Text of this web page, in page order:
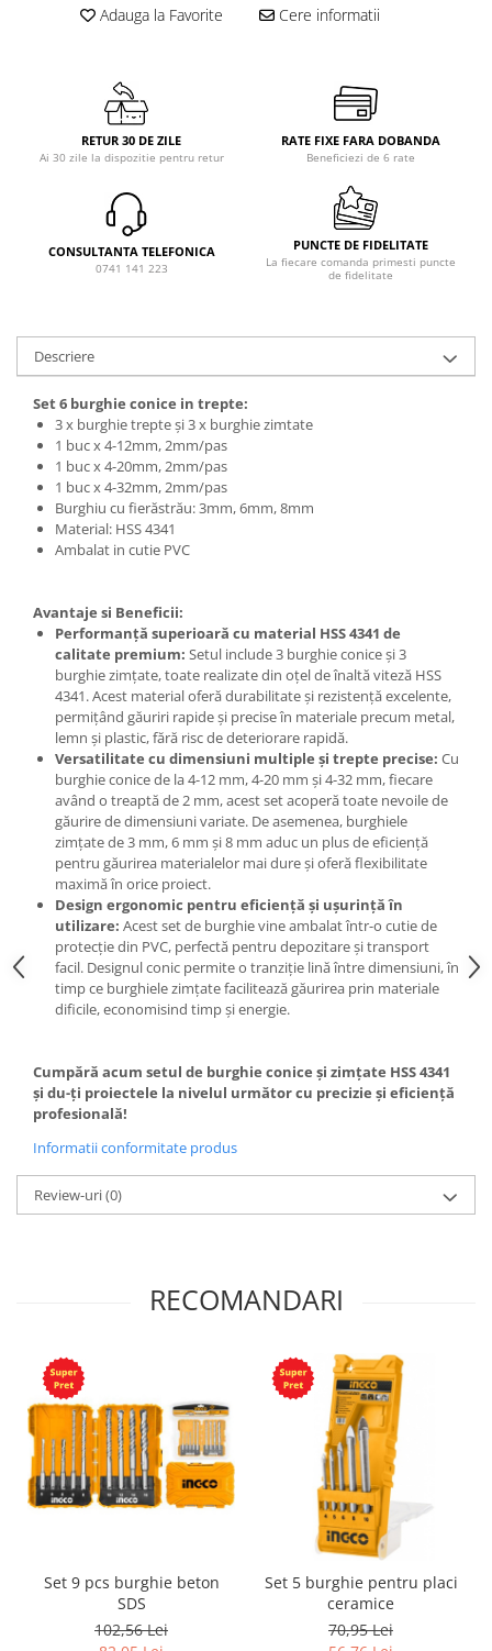
Adauga la Favorite Cere informatii
RETUR 30 DE ZILE
Ai 30 zile la dispozitie pentru retur
RATE FIXE FARA DOBANDA
Beneficiezi de 6 rate
CONSULTANTA TELEFONICA
0741 141 223
PUNCTE DE FIDELITATE
La fiecare comanda primesti puncte
de fidelitate
Descriere
Set 6 burghie conice in trepte:
3 x burghie trepte și 3 x burghie zimtate
1 buc x 4-12mm, 2mm/pas
1 buc x 4-20mm, 2mm/pas
1 buc x 4-32mm, 2mm/pas
Burghiu cu fierăstrău: 3mm, 6mm, 8mm
Material: HSS 4341
Ambalat in cutie PVC
Avantaje si Beneficii:
Performanță superioară cu material HSS 4341 de
calitate premium: Setul include 3 burghie conice și 3
burghie zimțate, toate realizate din oțel de înaltă viteză HSS
4341. Acest material oferă durabilitate și rezistență excelente,
permițând găuriri rapide și precise în materiale precum metal,
lemn și plastic, fără risc de deteriorare rapidă.
Versatilitate cu dimensiuni multiple și trepte precise: Cu
burghie conice de la 4-12 mm, 4-20 mm și 4-32 mm, fiecare
având o treaptă de 2 mm, acest set acoperă toate nevoile de
găurire de dimensiuni variate. De asemenea, burghiele
zimțate de 3 mm, 6 mm și 8 mm aduc un plus de eficiență
pentru găurirea materialelor mai dure și oferă flexibilitate
maximă în orice proiect.
Design ergonomic pentru eficiență și ușurință în
utilizare: Acest set de burghie vine ambalat într-o cutie de
protecție din PVC, perfectă pentru depozitare și transport
facil. Designul conic permite o tranziție lină între dimensiuni, în
timp ce burghiele zimțate facilitează găurirea prin materiale
dificile, economisind timp și energie.
Cumpără acum setul de burghie conice și zimțate HSS 4341
și du-ți proiectele la nivelul următor cu precizie și eficiență
profesională!
Informatii conformitate produs
Review-uri(0)
RECOMANDARI
Set 9 pcs burghie beton
SDS
102,56 Lei
Set 5 burghie pentru placi
ceramice
70,95 Lei